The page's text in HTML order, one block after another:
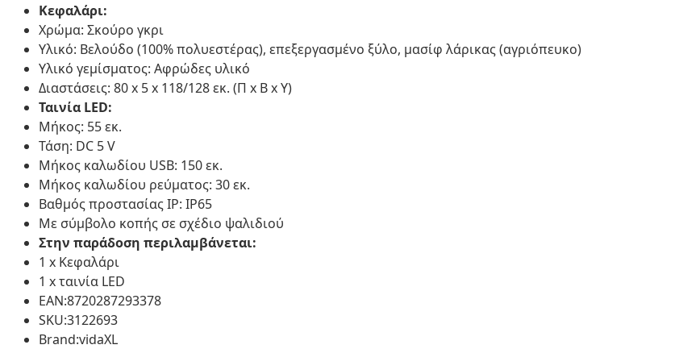
Κεφαλάρι:
Χρώμα: Σκούρο γκρι
Υλικό: Βελούδο (100% πολυεστέρας), επεξεργασμένο ξύλο, μασίφ λάρικας (αγριόπευκο)
Υλικό γεμίσματος: Αφρώδες υλικό
Διαστάσεις: 80 x 5 x 118/128 εκ. (Π x Β x Υ)
Ταινία LED:
Μήκος: 55 εκ.
Τάση: DC 5 V
Μήκος καλωδίου USB: 150 εκ.
Μήκος καλωδίου ρεύματος: 30 εκ.
Βαθμός προστασίας IP: IP65
Με σύμβολο κοπής σε σχέδιο ψαλιδιού
Στην παράδοση περιλαμβάνεται:
1 x Κεφαλάρι
1 x ταινία LED
EAN:8720287293378
SKU:3122693
Brand:vidaXL